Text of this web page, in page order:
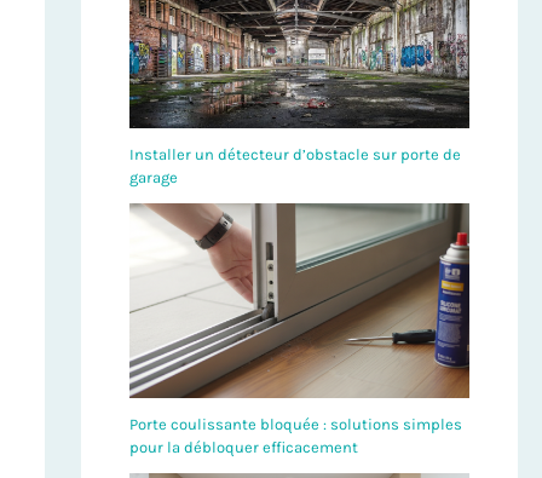
Installer un détecteur d’obstacle sur porte de
garage
Porte coulissante bloquée : solutions simples
pour la débloquer efficacement